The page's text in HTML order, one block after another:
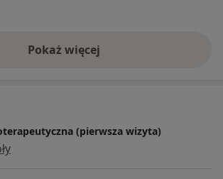
Pokaż więcejo doświadczeniu
(pierwsza wizyta)